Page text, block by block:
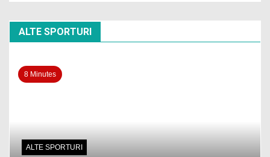
ALTE SPORTURI
8 Minutes
ALTE SPORTURI